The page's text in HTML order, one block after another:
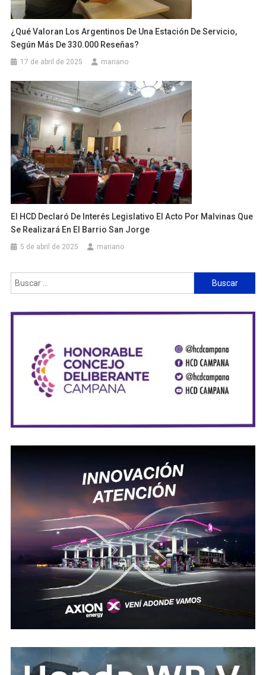
¿Qué Valoran Los Argentinos De Una Estación De Servicio,
Según Más De 330.000 Reseñas?
17 de abril de 2025 mariano
El HCD Declaró De Interés Legislativo El Acto Por Malvinas Que
Se Realizará En El Barrio San Jorge
5 de abril de 2025 mariano
Buscar: